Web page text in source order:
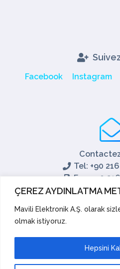
ÇEREZ AYDINLATMA
Mavili Elektronik A.Ş. olarak
olmak istiyoruz.
Hepsini
Facebook Instagram
Tel: +90
Fax: +90
Soutien
Soutien technique
Suggestions